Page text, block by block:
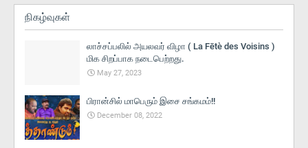
நிகழ்வுகள்
லாச்சப்பலில் அயலவர் விழா ( La Fētè des Voisins )
மிக சிறப்பாக நடைபெற்றது.
May 27, 2023
பிரான்சில் மாபெரும் இசை சங்கமம்!!
December 08, 2022